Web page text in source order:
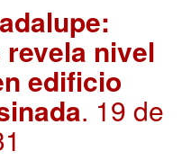
nivel
edificio
. 19 de